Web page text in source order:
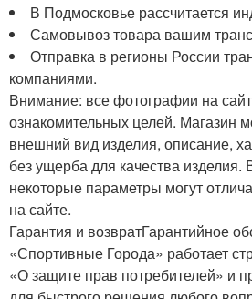
В Подмосковье рассчитается
Самовывоз товара вашим
Отправка в регионы России
компаниями.
Внимание: все фотографии на
ознакомительных целей. Магазин
внешний вид изделия, описание,
без ущерба для качества изделия.
некоторые параметры могут
на сайте.
Гарантия и возвратГарантийное
«Спортивные Города» работает
«О защите прав потребителей» и